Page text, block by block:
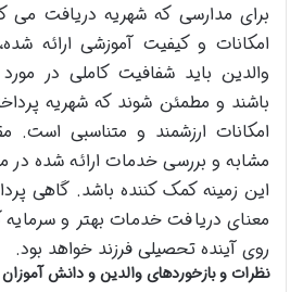
برای مدارسی که شهریه دریافت می
امکانات و کیفیت آموزشی ارائه
والدین باید شفافیت کاملی در
باشند و مطمئن شوند که شهریه
امکانات ارزشمند و متناسبی است.
مشابه و بررسی خدمات ارائه شده در
این زمینه کمک کننده باشد. گاهی
معنای دریافت خدمات بهتر و
روی آینده تحصیلی فرزند خواهد بود.
نظرات و بازخوردهای والدین و دانش آموزان